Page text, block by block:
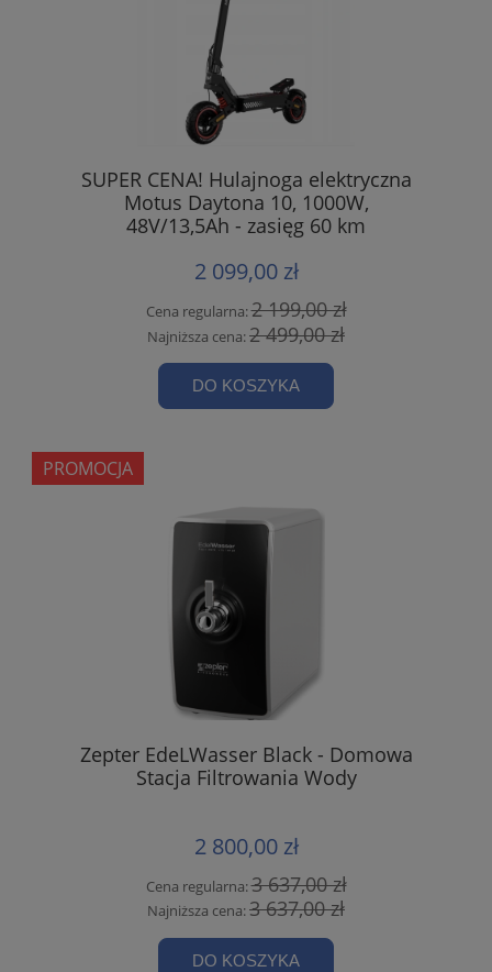
SUPER CENA! Hulajnoga elektryczna
Motus Daytona 10, 1000W,
48V/13,5Ah - zasięg 60 km
2 099,00 zł
Cena regularna:2 199,00 zł
Najniższa cena:2 499,00 zł
DO KOSZYKA
Zepter EdeLWasser Black - Domowa
Stacja Filtrowania Wody
2 800,00 zł
Cena regularna:3 637,00 zł
Najniższa cena:3 637,00 zł
DO KOSZYKA
PROMOCJA